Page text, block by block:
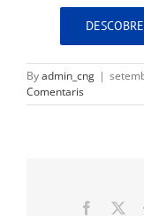
Byadmin_cng |
Comentaris